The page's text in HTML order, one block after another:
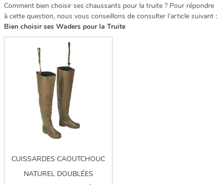
Comment bien choisir ses chaussants pour la truite ? Pour répondre
à cette question, nous vous conseillons de consulter l’article suivant :
Bien choisir ses Waders pour la Truite
CUISSARDES CAOUTCHOUC
NATUREL DOUBLÉES